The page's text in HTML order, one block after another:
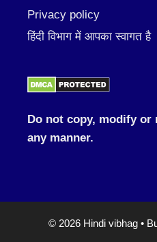
Privacy policy
हिंदी विभाग में आपका स्वागत है
Do not copy, modify
any manner.
© 2026 Hindi vibhag •